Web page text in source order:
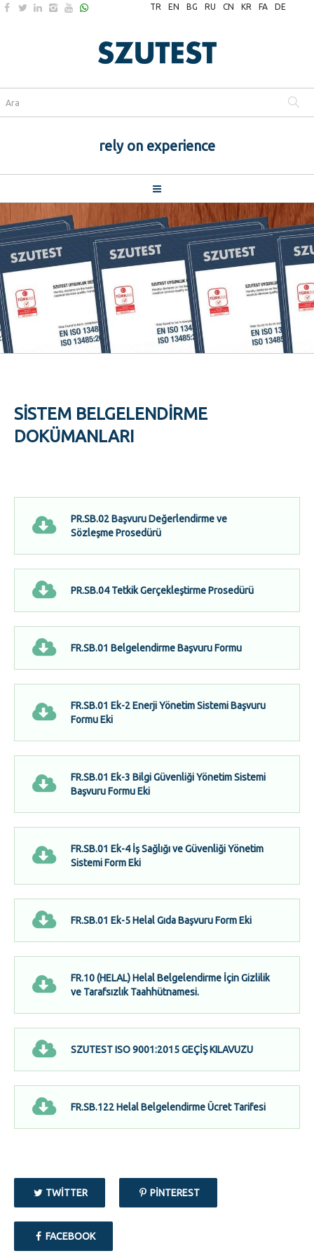
TR EN BG RU CN KR FA DE
rely on experience
SISTEM BELGELENDIRME
DOKÜMANLARI
PR.SB.02 Başvuru Değerlendirme ve
Sözleşme Prosedürü
PR.SB.04 Tetkik Gerçekleştirme Prosedürü
FR.SB.01 Belgelendirme Başvuru Formu
FR.SB.01 Ek-2 Enerji Yönetim Sistemi Başvuru
Formu Eki
FR.SB.01 Ek-3 Bilgi Güvenliği Yönetim Sistemi
Başvuru Formu Eki
FR.SB.01 Ek-4 İş Sağlığı ve Güvenliği Yönetim
Sistemi Form Eki
FR.SB.01 Ek-5 Helal Gıda Başvuru Form Eki
FR.10 (HELAL) Helal Belgelendirme İçin Gizlilik
ve Tarafsızlık Taahhütnamesi.
SZUTEST ISO 9001:2015 GEÇİŞ KILAVUZU
FR.SB.122 Helal Belgelendirme Ücret Tarifesi
TWITTER PINTEREST
FACEBOOK